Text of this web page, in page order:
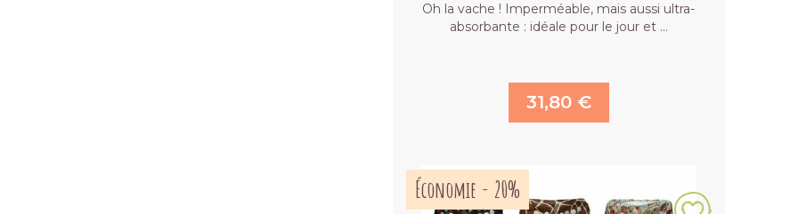
Oh la vache ! Imperméable, mais aussi ultra-
absorbante : idéale pour le jour et …
31,80 €
Économie - 20%